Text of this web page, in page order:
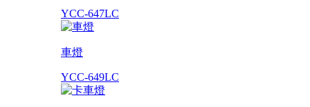
YCC-647LC
車燈
YCC-649LC